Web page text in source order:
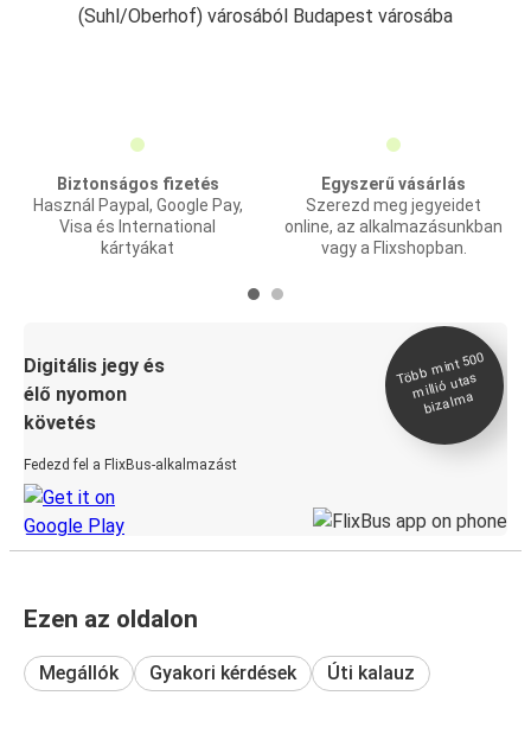
(Suhl/Oberhof) városából Budapest városába
Biztonságos fizetés
Használ Paypal, Google Pay,
Visa és International
kártyákat
Egyszerű vásárlás
Szerezd meg jegyeidet
online, az alkalmazásunkban
vagy a Flixshopban.
Digitális jegy és
élő nyomon
követés
Fedezd fel a FlixBus-alkalmazást
Több
mint 500
millió utas
bizal
ma
Ezen az oldalon
Megállók Gyakori kérdések Úti kalauz